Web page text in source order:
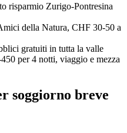
risparmio Zurigo-Pontresina
della Natura, CHF 30-50 a
gratuiti in tutta la valle
per 4 notti, viaggio e mezza
soggiorno breve